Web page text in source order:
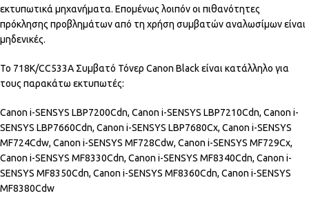
εκτυπωτικά μηχανήματα. Επομένως λοιπόν οι πιθανότητες
πρόκλησης προβλημάτων από τη χρήση συμβατών αναλωσίμων είναι
μηδενικές.
To 718K/CC533A Συμβατό Τόνερ Canon Black είναι κατάλληλο για
τους παρακάτω εκτυπωτές:
Canon i-SENSYS LBP7200Cdn, Canon i-SENSYS LBP7210Cdn, Canon i-
SENSYS LBP7660Cdn, Canon i-SENSYS LBP7680Cx, Canon i-SENSYS
MF724Cdw, Canon i-SENSYS MF728Cdw, Canon i-SENSYS MF729Cx,
Canon i-SENSYS MF8330Cdn, Canon i-SENSYS MF8340Cdn, Canon i-
SENSYS MF8350Cdn, Canon i-SENSYS MF8360Cdn, Canon i-SENSYS
MF8380Cdw